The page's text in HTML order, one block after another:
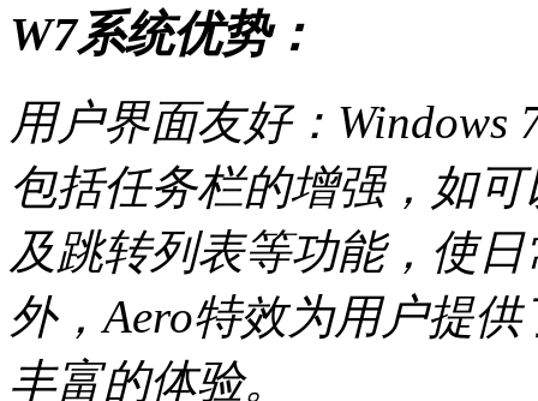
W7系统优势：
用户界面友好：
包括任务栏的增强，如
及跳转列表等功能，使
外，Aero特效为用户提
丰富的体验。